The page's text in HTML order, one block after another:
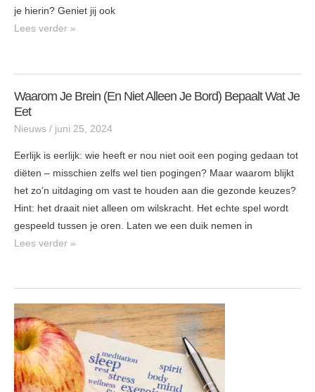
je hierin? Geniet jij ook
Lees verder »
Waarom Je Brein (en Niet Alleen Je Bord) Bepaalt Wat Je
Eet
Nieuws / juni 25, 2024
Eerlijk is eerlijk: wie heeft er nou niet ooit een poging gedaan tot
diëten – misschien zelfs wel tien pogingen? Maar waarom blijkt
het zo’n uitdaging om vast te houden aan die gezonde keuzes?
Hint: het draait niet alleen om wilskracht. Het echte spel wordt
gespeeld tussen je oren. Laten we een duik nemen in
Waarom
je
brein
(en
niet
alleen
je
bepaalt
eet
Lees verder »
Minder
verzuim
en
meer
vitaliteit?